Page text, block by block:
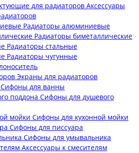
Аксессуары
Радиаторы алюминиевые
Радиаторы биметаллические
Радиаторы стальные
Радиаторы чугунные
Экраны для радиаторов
Сифоны для ванны
Сифоны для душевого
Сифоны для кухонной мойки
Сифоны для писсуара
Сифоны для умывальника
Аксессуары к смесителям